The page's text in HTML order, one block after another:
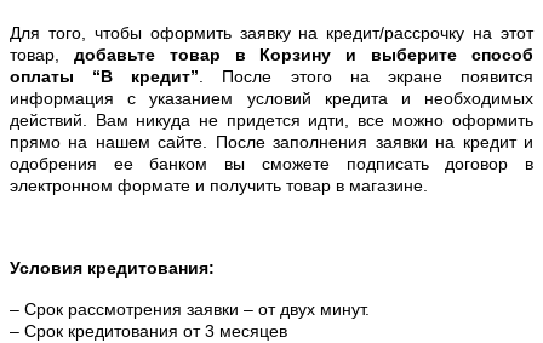
Для того, чтобы оформить заявку на кредит/рассрочку на этот
товар, добавьте товар в Корзину и выберите способ
оплаты “В кредит” . После этого на экране появится
информация с указанием условий кредита и необходимых
действий. Вам никуда не придется идти, все можно оформить
прямо на нашем сайте. После заполнения заявки на кредит и
одобрения ее банком вы сможете подписать договор в
электронном формате и получить товар в магазине.
Условия кредитования:
– Срок рассмотрения заявки – от двух минут.
– Срок кредитования от 3 месяцев